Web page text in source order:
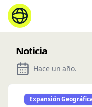
Noticia
Hace un año.
Expansión